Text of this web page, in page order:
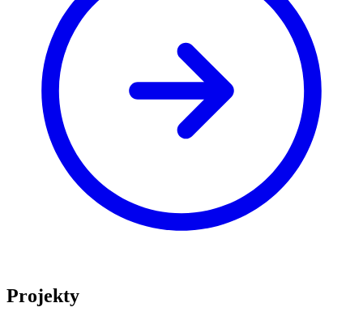
Projekty